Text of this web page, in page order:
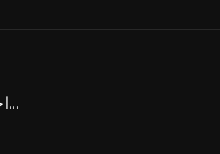
احصل على أخبارنا وعروضنا والمزيد...